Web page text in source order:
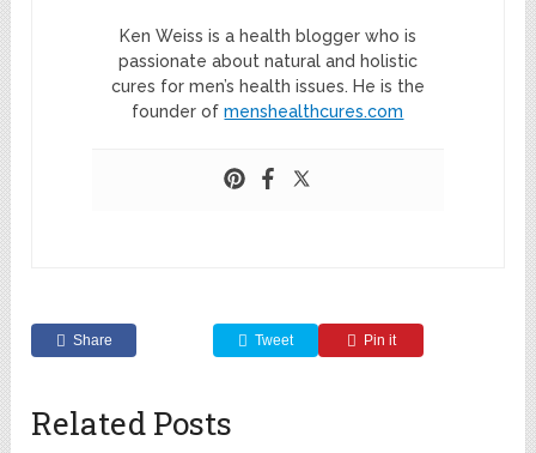
Ken Weiss is a health blogger who is
passionate about natural and holistic
cures for men’s health issues. He is the
founder ofmenshealthcures.com
Share Tweet Pin it
Related Posts